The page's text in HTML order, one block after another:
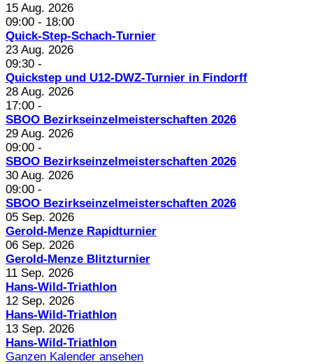
15 Aug. 2026
09:00 - 18:00
Quick-Step-Schach-Turnier
23 Aug. 2026
09:30 -
Quickstep und U12-DWZ-Turnier in Findorff
28 Aug. 2026
17:00 -
SBOO Bezirkseinzelmeisterschaften 2026
29 Aug. 2026
09:00 -
SBOO Bezirkseinzelmeisterschaften 2026
30 Aug. 2026
09:00 -
SBOO Bezirkseinzelmeisterschaften 2026
05 Sep. 2026
Gerold-Menze Rapidturnier
06 Sep. 2026
Gerold-Menze Blitzturnier
11 Sep. 2026
Hans-Wild-Triathlon
12 Sep. 2026
Hans-Wild-Triathlon
13 Sep. 2026
Hans-Wild-Triathlon
Ganzen Kalender ansehen